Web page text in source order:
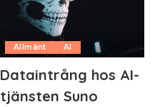
Allmänt AI
Dataintrång hos AI-
tjänsten Suno